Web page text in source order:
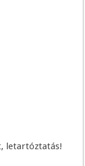
letartóztatás!